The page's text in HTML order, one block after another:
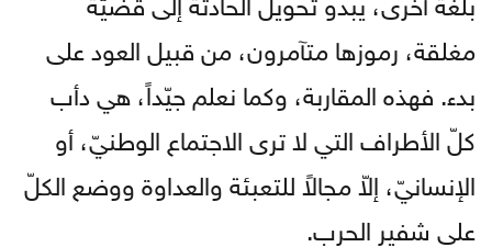
مغلقة، رموزها متآمرون، من قبيل العود على
بدء. فهذه المقاربة، وكما نعلم جيّداً، هي دأب
كلّ الأطراف التي لا ترى الاجتماع الوطنيّ، أو
الإنسانيّ، إلاّ مجالاً للتعبئة والعداوة ووضع الكلّ
على شفير الحرب.